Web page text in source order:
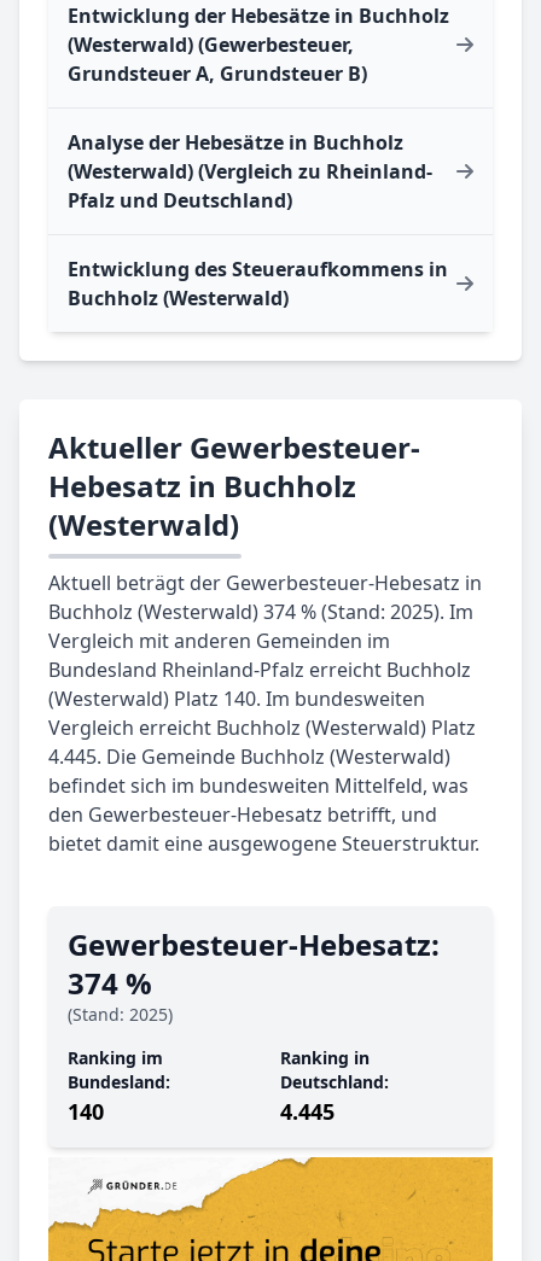
Entwicklung der Hebesätze in Buchholz
(Westerwald) (Gewerbesteuer,
Grundsteuer A, Grundsteuer B)
Analyse der Hebesätze in Buchholz
(Westerwald) (Vergleich zu Rheinland-
Pfalz und Deutschland)
Entwicklung des Steueraufkommens in
Buchholz (Westerwald)
Aktueller Gewerbesteuer-
Hebesatz in Buchholz
(Westerwald)
Aktuell beträgt der Gewerbesteuer-Hebesatz in
Buchholz (Westerwald) 374 % (Stand: 2025). Im
Vergleich mit anderen Gemeinden im
Bundesland Rheinland-Pfalz erreicht Buchholz
(Westerwald) Platz 140. Im bundesweiten
Vergleich erreicht Buchholz (Westerwald) Platz
4.445. Die Gemeinde Buchholz (Westerwald)
befindet sich im bundesweiten Mittelfeld, was
den Gewerbesteuer-Hebesatz betrifft, und
bietet damit eine ausgewogene Steuerstruktur.
Gewerbe­steuer-Hebe­satz:
374 %
(Stand: 2025)
Ranking im
Bundesland:
140
Ranking in
Deutschland:
4.445